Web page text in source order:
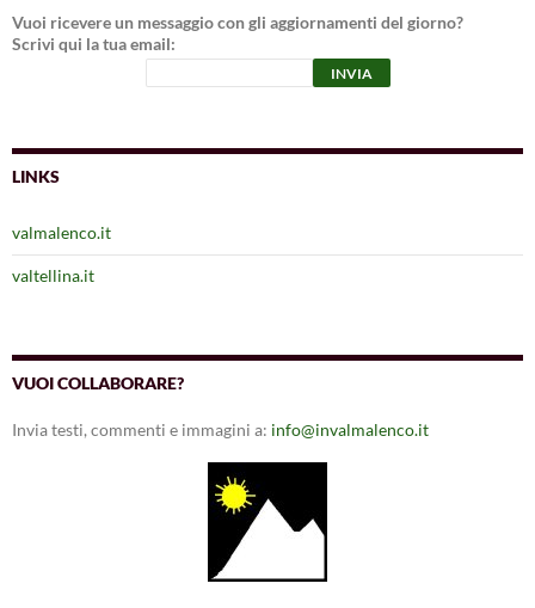
Vuoi ricevere un messaggio con gli aggiornamenti del giorno?
Scrivi qui la tua email:
LINKS
valmalenco.it
valtellina.it
VUOI COLLABORARE?
Invia testi, commenti e immagini a: info@invalmalenco.it